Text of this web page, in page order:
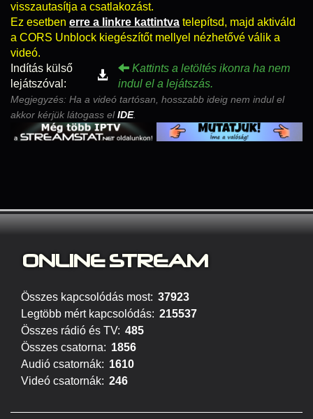
visszautasítja a csatlakozást.
Ez esetben erre a linkre kattintva telepítsd, majd aktiváld
a CORS Unblock kiegészítőt mellyel nézhetővé válik a
videó.
Indítás külső
lejátszóval:
Kattints a letöltés ikonra ha nem
indul el a lejátszás.
Megjegyzés: Ha a videó tartósan, hosszabb ideig nem indul el
akkor kérjük látogass elIDE.
ONLINE STREAM
Összes kapcsolódás most: 37923
Legtöbb mért kapcsolódás: 215537
Összes rádió és TV: 485
Összes csatorna: 1856
Audió csatornák: 1610
Videó csatornák: 246